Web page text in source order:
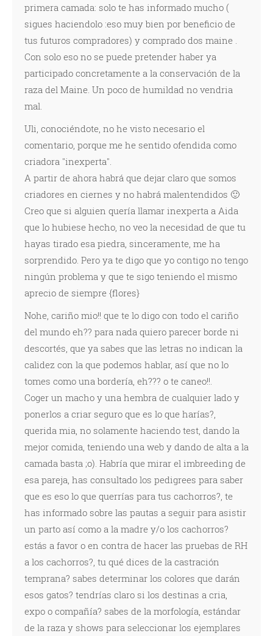
primera camada: solo te has informado mucho (
sigues haciendolo :eso muy bien por beneficio de
tus futuros compradores) y comprado dos maine .
Con solo eso no se puede pretender haber ya
participado concretamente a la conservación de la
raza del Maine. Un poco de humildad no vendria
mal.
Uli, conociéndote, no he visto necesario el
comentario, porque me he sentido ofendida como
criadora "inexperta".
A partir de ahora habrá que dejar claro que somos
criadores en ciernes y no habrá malentendidos 🙂
Creo que si alguien quería llamar inexperta a Aida
que lo hubiese hecho, no veo la necesidad de que tu
hayas tirado esa piedra, sinceramente, me ha
sorprendido. Pero ya te digo que yo contigo no tengo
ningún problema y que te sigo teniendo el mismo
aprecio de siempre {flores}
Nohe, cariño mio!! que te lo digo con todo el cariño
del mundo eh?? para nada quiero parecer borde ni
descortés, que ya sabes que las letras no indican la
calidez con la que podemos hablar, así que no lo
tomes como una bordería, eh??? o te caneo!!.
Coger un macho y una hembra de cualquier lado y
ponerlos a criar seguro que es lo que harías?,
querida mia, no solamente haciendo test, dando la
mejor comida, teniendo una web y dando de alta a la
camada basta ;o). Habría que mirar el imbreeding de
esa pareja, has consultado los pedigrees para saber
que es eso lo que querrías para tus cachorros?, te
has informado sobre las pautas a seguir para asistir
un parto así como a la madre y/o los cachorros?
estás a favor o en contra de hacer las pruebas de RH
a los cachorros?, tu qué dices de la castración
temprana? sabes determinar los colores que darán
esos gatos? tendrías claro si los destinas a cria,
expo o compañía? sabes de la morfología, estándar
de la raza y shows para seleccionar los ejemplares